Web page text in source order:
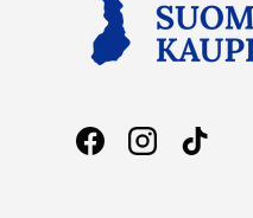
FacebookInstagramTikTok